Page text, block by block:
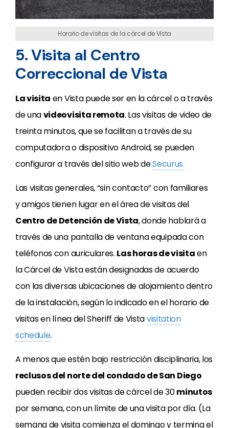
Horario de visitas de la cárcel de Vista
5. Visita al Centro
Correccional de Vista
La visita en Vista puede ser en la cárcel o a través
de unavideovisita remota. Las visitas de video de
treinta minutos, que se facilitan a través de su
computadora o dispositivo Android, se pueden
configurar a través del sitio web deSecurus.
Las visitas generales, “sin contacto” con familiares
y amigos tienen lugar en el área de visitas del
Centro de Detención de Vista, donde hablará a
través de una pantalla de ventana equipada con
teléfonos con auriculares. Las horas de visitaen
la Cárcel de Vista están designadas de acuerdo
con las diversas ubicaciones de alojamiento dentro
de la instalación, según lo indicado en el horario de
visitas en línea del Sheriff de Vistavisitation
schedule.
A menos que estén bajo restricción disciplinaria, los
reclusos del norte del condado de San Diego
pueden recibir dos visitas de cárcel de 30minutos
por semana, con un límite de una visita por día. (La
semana de visita comienza el domingo y termina el